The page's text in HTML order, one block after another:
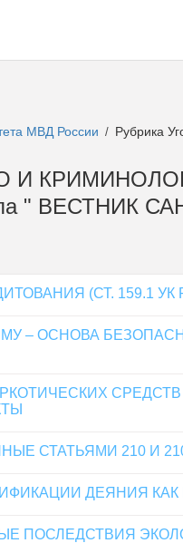
МВД России / Рубрика
И
" ВЕСТНИК
(СТ. 159.1 УК
– ОСНОВА
СТАТЬЯМИ 210 И
ДЕЯНИЯ КАК
ПОСЛЕДСТВИЯ